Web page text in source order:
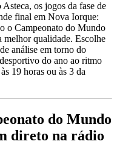
os jogos da fase de
final em Nova Iorque:
o Campeonato do Mundo
qualidade. Escolhe
análise em torno do
do ano ao ritmo
19 horas ou às 3 da
do Mundo
direto na rádio